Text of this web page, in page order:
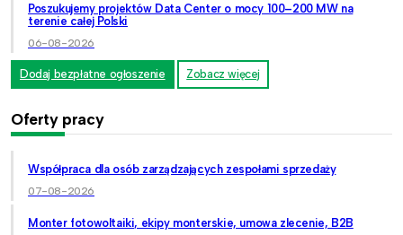
Poszukujemy projektów Data Center o mocy 100–200 MW na
terenie całej Polski
06-08-2026
Dodaj bezpłatne ogłoszenie Zobacz więcej
Oferty pracy
Współpraca dla osób zarządzających zespołami sprzedaży
07-08-2026
Monter fotowoltaiki, ekipy monterskie, umowa zlecenie, B2B